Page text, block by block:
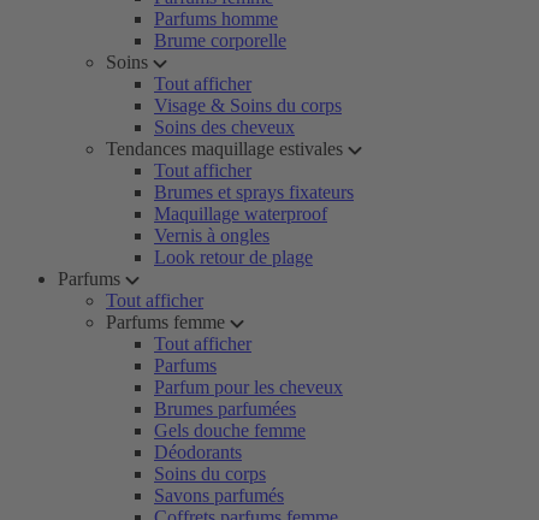
Parfums homme
Brume corporelle
Soins
Tout afficher
Visage & Soins du corps
Soins des cheveux
Tendances maquillage estivales
Tout afficher
Brumes et sprays fixateurs
Maquillage waterproof
Vernis à ongles
Look retour de plage
Parfums
Tout afficher
Parfums femme
Tout afficher
Parfums
Parfum pour les cheveux
Brumes parfumées
Gels douche femme
Déodorants
Soins du corps
Savons parfumés